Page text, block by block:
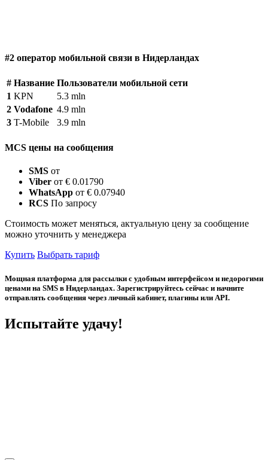
#2 оператор мобильной связи в Нидерландах
# Название Пользователи мобильной сети
1 KPN
5.3 mln
2 Vodafone 4.9 mln
3 T-Mobile 3.9 mln
MCS цены на сообщения
SMS от
Viber от € 0.01790
WhatsApp от € 0.07940
RCS По запросу
Стоимость может меняться, актуальную цену за сообщение
можно уточнить у менеджера
Купить Выбрать тариф
Мощная платформа для рассылки с удобным интерфейсом и недорогими
ценами на SMS в Нидерландах. Зарегистрируйтесь сейчас и начните
отправлять сообщения через личный кабинет, плагины или API.
Испытайте удачу!